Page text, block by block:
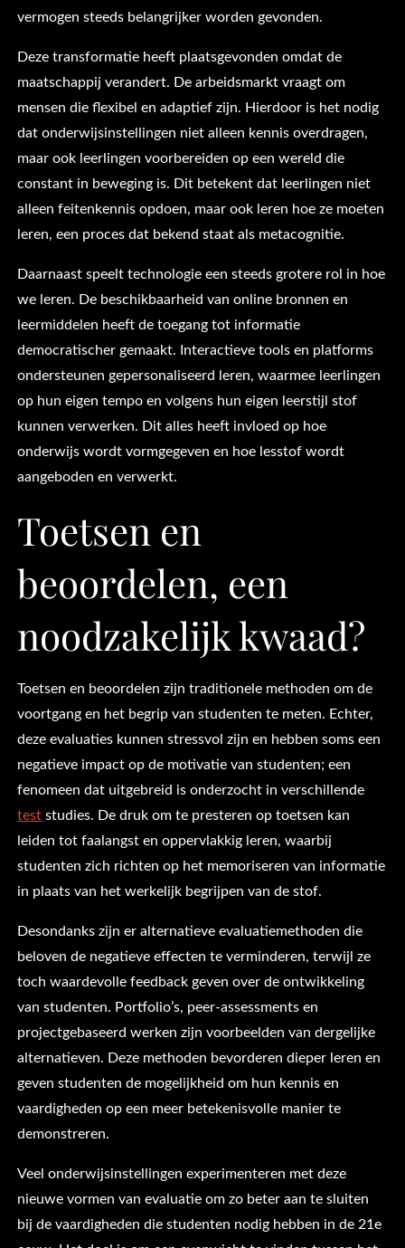
vermogen steeds belangrijker worden gevonden.
Deze transformatie heeft plaatsgevonden omdat de
maatschappij verandert. De arbeidsmarkt vraagt om
mensen die flexibel en adaptief zijn. Hierdoor is het nodig
dat onderwijsinstellingen niet alleen kennis overdragen,
maar ook leerlingen voorbereiden op een wereld die
constant in beweging is. Dit betekent dat leerlingen niet
alleen feitenkennis opdoen, maar ook leren hoe ze moeten
leren, een proces dat bekend staat als metacognitie.
Daarnaast speelt technologie een steeds grotere rol in hoe
we leren. De beschikbaarheid van online bronnen en
leermiddelen heeft de toegang tot informatie
democratischer gemaakt. Interactieve tools en platforms
ondersteunen gepersonaliseerd leren, waarmee leerlingen
op hun eigen tempo en volgens hun eigen leerstijl stof
kunnen verwerken. Dit alles heeft invloed op hoe
onderwijs wordt vormgegeven en hoe lesstof wordt
aangeboden en verwerkt.
Toetsen en
beoordelen, een
noodzakelijk kwaad?
Toetsen en beoordelen zijn traditionele methoden om de
voortgang en het begrip van studenten te meten. Echter,
deze evaluaties kunnen stressvol zijn en hebben soms een
negatieve impact op de motivatie van studenten; een
fenomeen dat uitgebreid is onderzocht in verschillende
test studies. De druk om te presteren op toetsen kan
leiden tot faalangst en oppervlakkig leren, waarbij
studenten zich richten op het memoriseren van informatie
in plaats van het werkelijk begrijpen van de stof.
Desondanks zijn er alternatieve evaluatiemethoden die
beloven de negatieve effecten te verminderen, terwijl ze
toch waardevolle feedback geven over de ontwikkeling
van studenten. Portfolio’s, peer-assessments en
projectgebaseerd werken zijn voorbeelden van dergelijke
alternatieven. Deze methoden bevorderen dieper leren en
geven studenten de mogelijkheid om hun kennis en
vaardigheden op een meer betekenisvolle manier te
demonstreren.
Veel onderwijsinstellingen experimenteren met deze
nieuwe vormen van evaluatie om zo beter aan te sluiten
bij de vaardigheden die studenten nodig hebben in de 21e